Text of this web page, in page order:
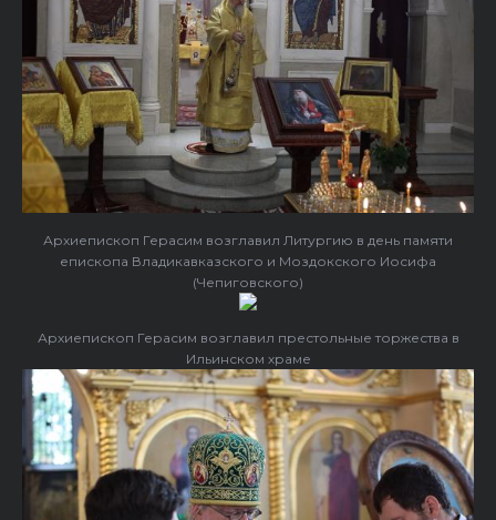
Архиепископ Герасим возглавил Литургию в день памяти
епископа Владикавказского и Моздокского Иосифа
(Чепиговского)
Архиепископ Герасим возглавил престольные торжества в
Ильинском храме